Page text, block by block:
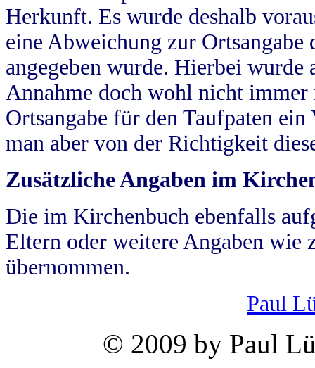
Herkunft. Es wurde deshalb
eine Abweichung zur
angegeben wurde. Hierbei wurde
Annahme doch wohl nicht
Ortsangabe für den Taufpaten
man aber von der Richtigkeit
Zusätzliche Angaben im
Die im Kirchenbuch ebenfalls
Eltern oder weitere Angaben wie
übernommen.
Paul
© 2009 by Paul